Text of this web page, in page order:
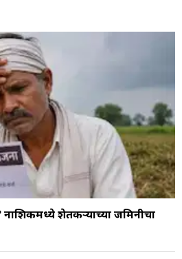
शेतकऱ्याच्या जमिनीचा